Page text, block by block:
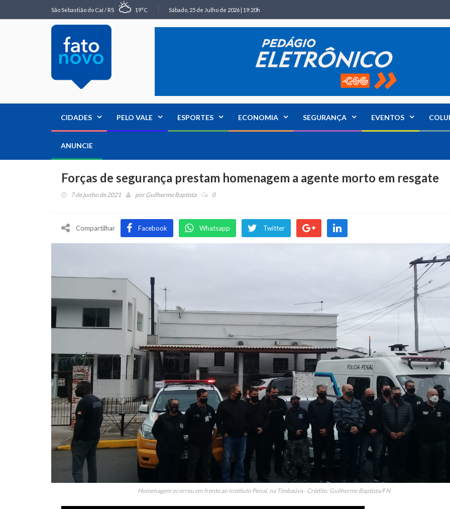
São Sebastião do Caí / RS 19°C Sábado, 25 de Julho de 2026 | 19:20h
CIDADES PELO VALE ESPORTES ECONOMIA SEGURANÇA EVENTOS
ANUNCIE
Forças de segurança prestam homenagem a agente morto em resgate
7 de junho de 2021 porGuilherme Baptista 0
Compartilhar Facebook Whatsapp Twitter
Homenagem ocorreu em frente ao Instituto Penal, na Timbaúva - Crédito: Guilherme Baptista/FN